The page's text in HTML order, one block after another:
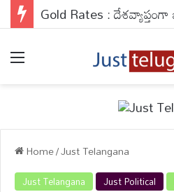
Home/Just Telangana
Just Telangana Just Political